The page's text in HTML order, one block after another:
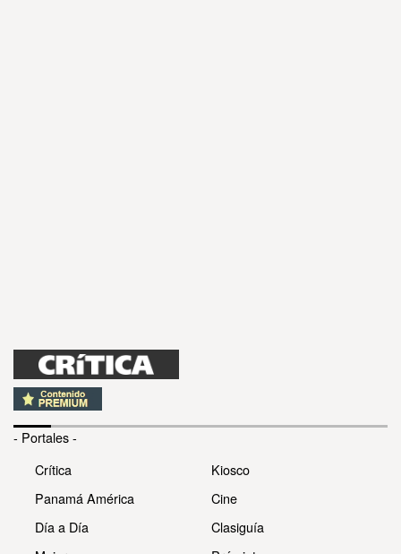
- Portales -
Crítica
Panamá América
Día a Día
Kiosco
Cine
Clasiguía